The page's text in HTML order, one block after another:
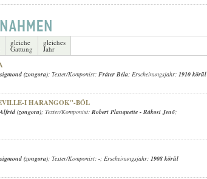
gleiche
Gattung
gleiches
Jahr
(zongora); Texter/Komponist: Fráter Béla; Erscheinungsjahr: 1910 körül
I HARANGOK"-BÓL
(zongora); Texter/Komponist: Robert Planquette - Rákosi Jenő;
(zongora); Texter/Komponist: -; Erscheinungsjahr: 1908 körül